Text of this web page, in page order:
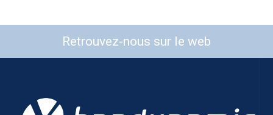
Retrouvez-nous sur le web